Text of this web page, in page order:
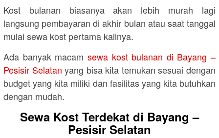
Kost bulanan biasanya akan lebih murah lagi
langsung pembayaran di akhir bulan atau saat tanggal
mulai sewa kost pertama kalinya.
Ada banyak macam sewa kost bulanan di Bayang –
Pesisir Selatan yang bisa kita temukan sesuai dengan
budget yang kita miliki dan fasilitas yang kita butuhkan
dengan mudah.
Sewa Kost Terdekat di Bayang –
Pesisir Selatan